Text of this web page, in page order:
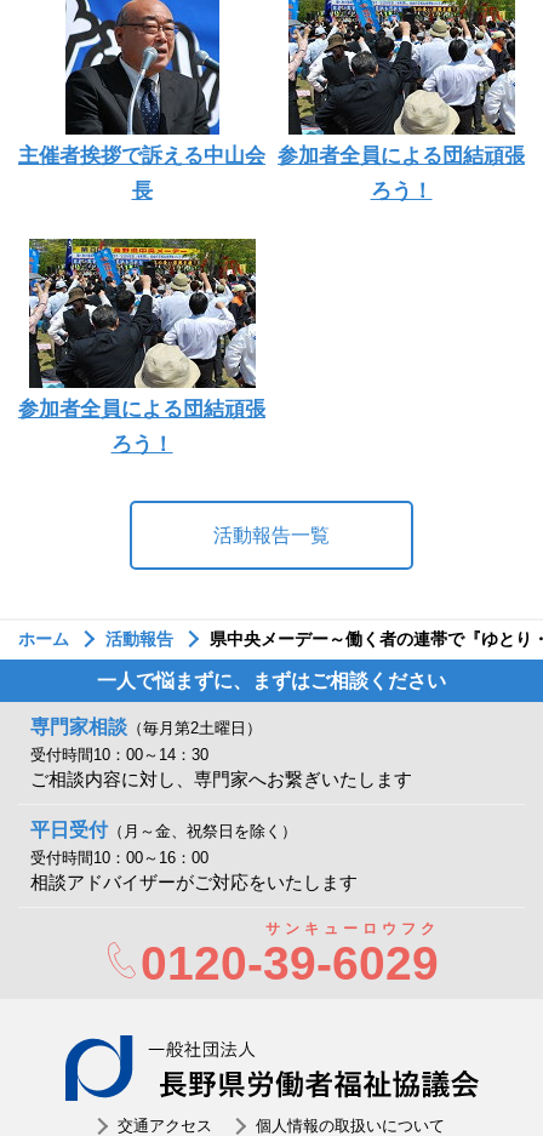
主催者挨拶で訴える中山会
長
参加者全員による団結頑張
ろう！
参加者全員による団結頑張
ろう！
活動報告一覧
ホーム 活動報告 県中央メーデー～働く者の連帯で『ゆと
一人で悩まずに、まずはご相談ください
専門家相談 （毎月第2土曜日）
受付時間10：00～14：30
ご相談内容に対し、専門家へお繋ぎいたします
平日受付（月～金、祝祭日を除く）
受付時間10：00～16：00
相談アドバイザーがご対応をいたします
0120-39-6029
サンキューロウフク
交通アクセス 個人情報の取扱いについて